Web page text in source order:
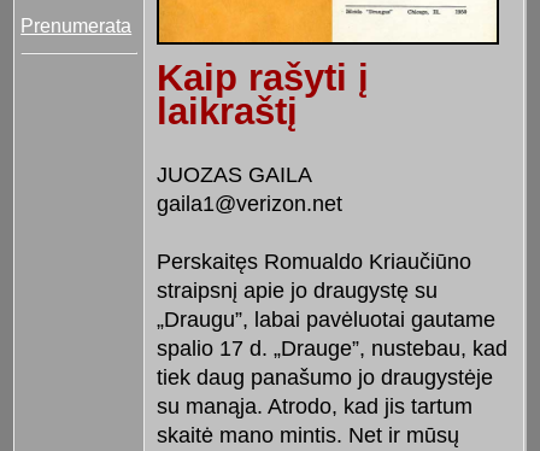
Prenumerata
Kaip rašyti į
laikraštį
JUOZAS GAILA
gaila1@verizon.net
Perskaitęs Romualdo Kriaučiūno
straipsnį apie jo draugystę su
„Draugu”, labai pavėluotai gautame
spalio 17 d. „Drauge”, nustebau, kad
tiek daug panašumo jo draugystėje
su manąja. Atrodo, kad jis tartum
skaitė mano mintis. Net ir mūsų